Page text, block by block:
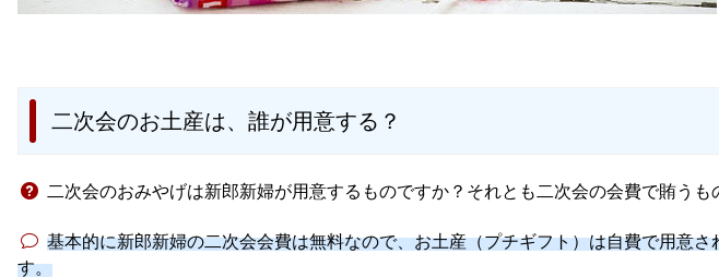
二次会のお土産は、誰が用意する？
二次会のおみやげは新郎新婦が用意するものですか？それとも二次会の会費で賄うも
基本的に新郎新婦の二次会会費は無料なので、お土産（プチギフト）は自費で用意さ
す。